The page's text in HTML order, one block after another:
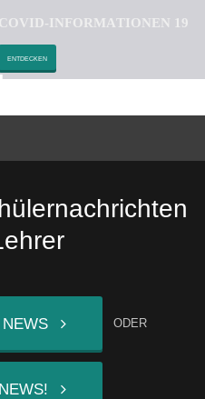
C OVID-I NFORMATIONE N 1 9
ENTDECKEN
ODER